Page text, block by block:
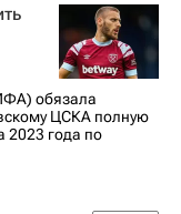
обязала
ЦСКА полную
2023 года по